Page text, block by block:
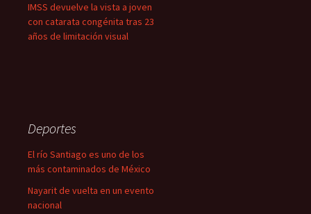
IMSS devuelve la vista a joven
con catarata congénita tras 23
años de limitación visual
Deportes
El río Santiago es uno de los
más contaminados de México
Nayarit de vuelta en un evento
nacional